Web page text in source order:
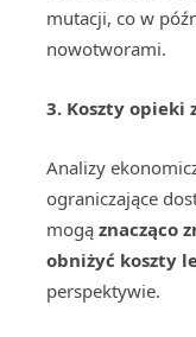
mutacji, co w
nowotworami.
3. Koszty opieki
Analizy
ograniczające
mogą znacząco
obniżyć koszty
perspektywie.